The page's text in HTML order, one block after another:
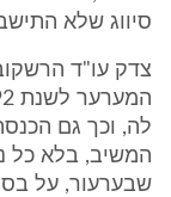
סיווג שלא
צדק עו"ד
המשיב, בלא כל
שבערעור, על